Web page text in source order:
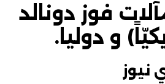
فوز دونالد
و دوليا.
نيوز